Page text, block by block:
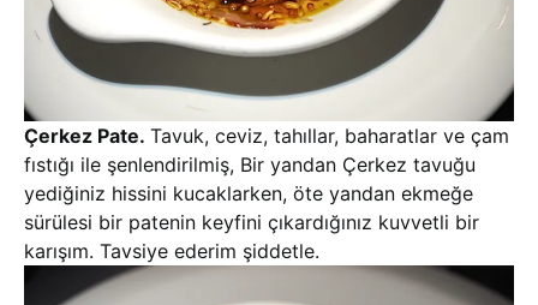
Çerkez Pate. Tavuk, ceviz, tahıllar, baharatlar ve çam
fıstığı ile şenlendirilmiş, Bir yandan Çerkez tavuğu
yediğiniz hissini kucaklarken, öte yandan ekmeğe
sürülesi bir patenin keyfini çıkardığınız kuvvetli bir
karışım. Tavsiye ederim şiddetle.